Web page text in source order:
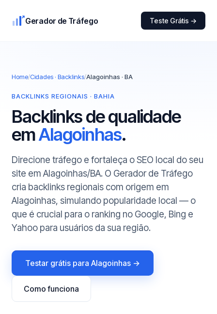
Gerador de Tráfego Teste Grátis →
Home/Cidades · Backlinks/Alagoinhas · BA
BACKLINKS REGIONAIS · BAHIA
Backlinks de qualidade
emAlagoinhas.
Direcione tráfego e fortaleça o SEO local do seu
site em Alagoinhas/BA. O Gerador de Tráfego
cria backlinks regionais com origem em
Alagoinhas, simulando popularidade local — o
que é crucial para o ranking no Google, Bing e
Yahoo para usuários da sua região.
Testar grátis para Alagoinhas →
Como funciona